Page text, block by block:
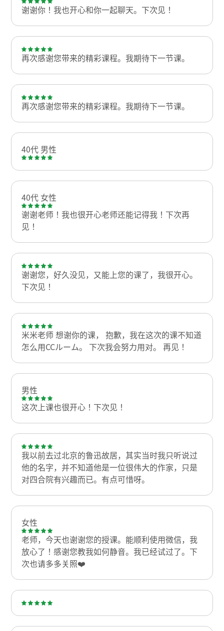
谢谢你！我也开心和你一起聊天。下次见！
再次感谢您带来的精彩课程。我期待下一节课。
再次感谢您带来的精彩课程。我期待下一节课。
40代 男性
40代 女性
谢谢老师！我也很开心老师还能记得我！下次再
见！
谢谢您，好久没见，又能上您的课了，我很开心。
下次见！
米米老师 想谢你的课， 抱歉，我在这次的课不知道
怎么用CCルーム。 下次我会努力用对。 再见！
男性
这次上课也很开心！下次见！
我以前去过北京的鲁迅故居，其实当时我只听说过
他的名字，并不知道他是一位很伟大的作家，只是
对四合院有兴趣而已。有点可惜呀。
女性
老师，今天也谢谢您的授课。能顺利使用微信，我
放心了！感谢您教我如何静音。我已经试过了。下
次也请多多关照❤️